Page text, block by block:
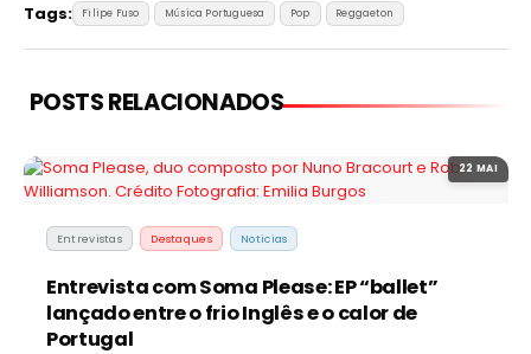
Tags: Filipe Fuso Música Portuguesa Pop Reggaeton
POSTS RELACIONADOS
22 MAI
Entrevistas Destaques Noticias
Entrevista com Soma Please: EP “ballet”
lançado entre o frio Inglês e o calor de
Portugal